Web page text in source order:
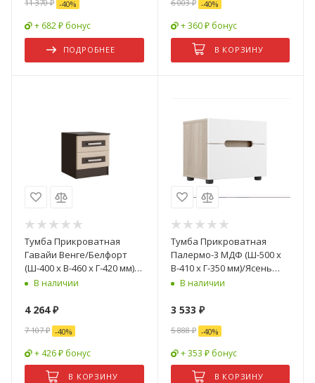
11 370 ₽ -40%
+ 682 ₽ бонус
ПОДРОБНЕЕ
6 003₽ -40%
+ 360 ₽ бонус
В КОРЗИНУ
Тумба Прикроватная
Гавайи Венге/Белфорт
(Ш-400 х В-460 х Г-420 мм)- 2
штВ наличии
4 264₽
7 107₽ -40%
+ 426 ₽ бонус
В КОРЗИНУ
Тумба Прикроватная
Палермо-3 МДФ (Ш-500 х
В-410 х Г-350 мм)/Ясень
Шимо Светлый/ фасад
В наличии
3 533 ₽
5 888₽ -40%
+ 353 ₽ бонус
В КОРЗИНУ